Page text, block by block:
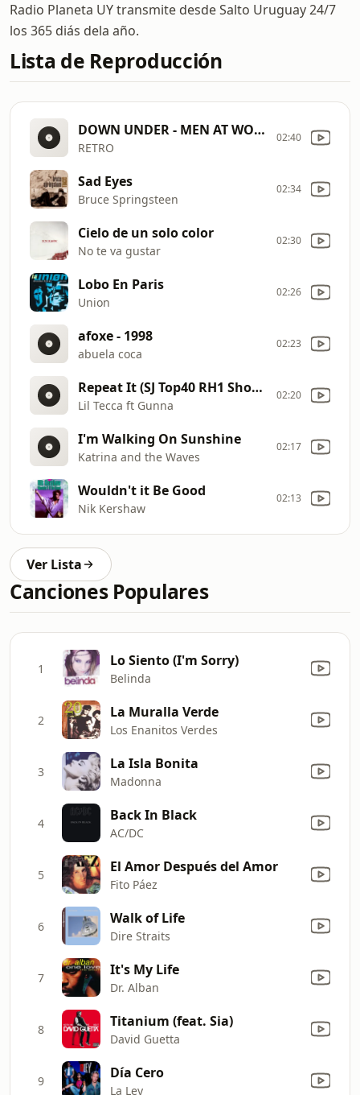
Radio Planeta UY transmite desde Salto Uruguay 24/7
los 365 diás dela año.
Lista de Reproducción
DOWN UNDER - MEN AT WORK
RETRO
02:40
Sad Eyes
Bruce Springsteen
02:34
Cielo de un solo color
No te va gustar
02:30
Lobo En Paris
Union
02:26
afoxe - 1998
abuela coca
02:23
Repeat It (SJ Top40 RH1 Short) Clean - 10A - 74
Lil Tecca ft Gunna
02:20
I'm Walking On Sunshine
Katrina and the Waves
02:17
Wouldn't it Be Good
Nik Kershaw
02:13
Ver Lista
Canciones Populares
1 Lo Siento (I'm Sorry)
Belinda
2 La Muralla Verde
Los Enanitos Verdes
3 La Isla Bonita
Madonna
4 Back In Black
AC/DC
5 El Amor Después del Amor
Fito Páez
6 Walk of Life
Dire Straits
7 It's My Life
Dr. Alban
8 Titanium (feat. Sia)
David Guetta
9 Día Cero
La Ley